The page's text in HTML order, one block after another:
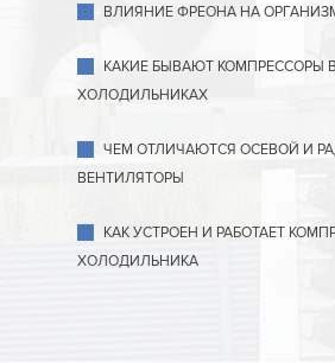
ВЛИЯНИЕ ФРЕОНА НА
КАКИЕ БЫВАЮТ КОМПРЕССОРЫ В
ХОЛОДИЛЬНИКАХ
ЧЕМ ОТЛИЧАЮТСЯ ОСЕВОЙ И
ВЕНТИЛЯТОРЫ
КАК УСТРОЕН И РАБОТАЕТ
ХОЛОДИЛЬНИКА